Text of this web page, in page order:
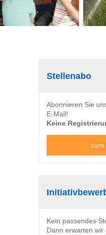
Stellenabo
Abonnieren Sie
E-Mail!
Keine
zum
Kein passendes
Dann erwarten wir